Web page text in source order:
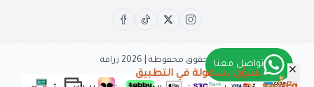
الحقوق محفوظة | 2026 زرافة تواصل معنا
تسوَّق بسهولة في التطبيق